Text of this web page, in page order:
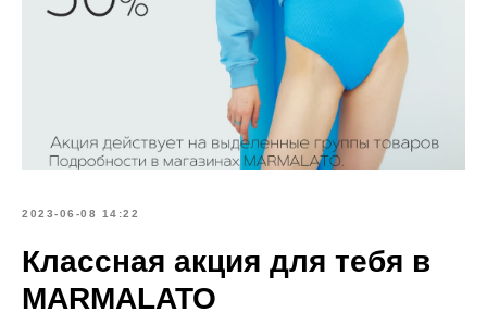
2023-06-08 14:22
Классная акция для тебя в
MARMALATO